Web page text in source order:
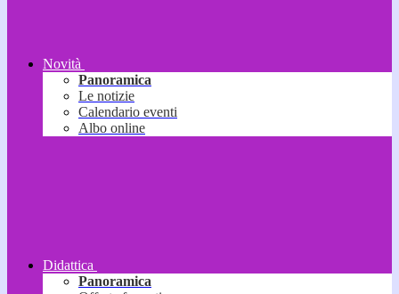
Novità
Panoramica
Le notizie
Calendario eventi
Albo online
Didattica
Panoramica